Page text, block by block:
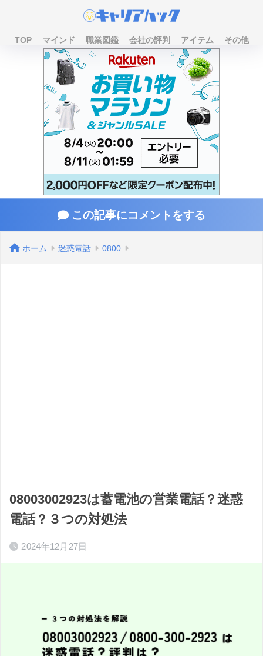
TOP マインド 職業図鑑 会社の評判 アイテム その他
この記事にコメントをする
ホーム 迷惑電話 0800
08003002923は蓄電池の営業電話？迷惑
電話？３つの対処法
2024年12月27日